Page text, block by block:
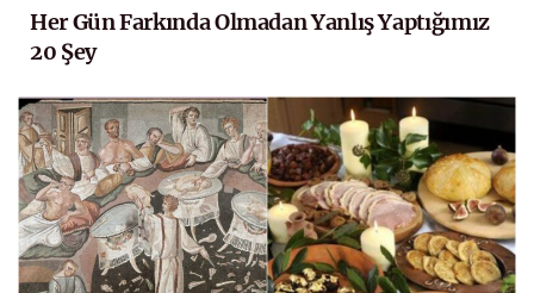
Her Gün Farkında Olmadan Yanlış Yaptığımız
20 Şey